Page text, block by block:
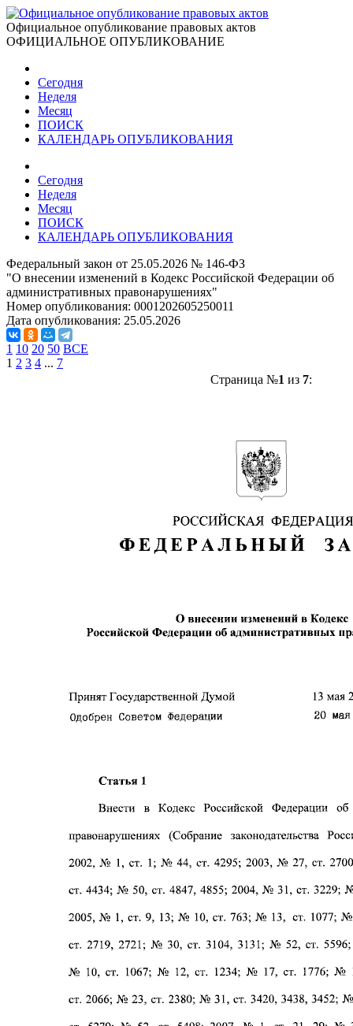
Официальное опубликование правовых актов
ОФИЦИАЛЬНОЕ ОПУБЛИКОВАНИЕ
Сегодня
Неделя
Месяц
ПОИСК
КАЛЕНДАРЬ ОПУБЛИКОВАНИЯ
Сегодня
Неделя
Месяц
ПОИСК
КАЛЕНДАРЬ ОПУБЛИКОВАНИЯ
Федеральный закон от 25.05.2026 № 146-ФЗ
"О внесении изменений в Кодекс Российской Федерации об
административных правонарушениях"
Номер опубликования: 0001202605250011
Дата опубликования: 25.05.2026
1 10 20 50 ВСЕ
1 2 3 4 ... 7
Страница №1 из 7: